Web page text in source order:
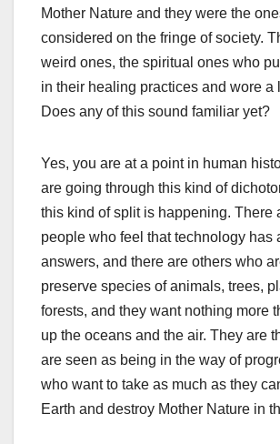
Mother Nature and they were the
considered on the fringe of society.
weird ones, the spiritual ones who
in their healing practices and wore a
Does any of this sound familiar yet?
Yes, you are at a point in human
are going through this kind of
this kind of split is happening. There
people who feel that technology has
answers, and there are others who
preserve species of animals, trees,
forests, and they want nothing more
up the oceans and the air. They are
are seen as being in the way of
who want to take as much as they
Earth and destroy Mother Nature in